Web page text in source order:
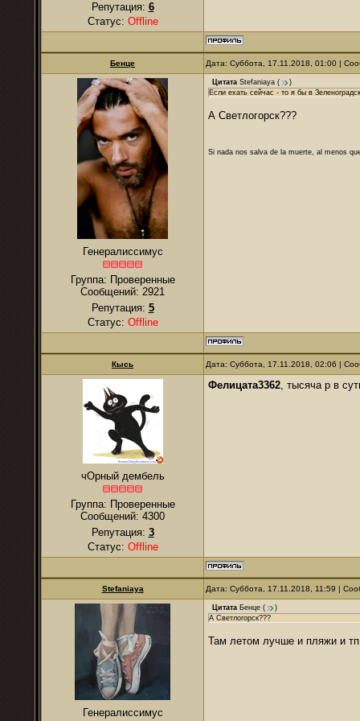
Репутация: 6
Статус: Offline
Бенце Дата: Суббота, 17.11.2018, 01:00 |
Генералиссимус
Группа: Проверенные
Сообщений: 2921
Репутация: 5
Статус: Offline
Цитата Stefaniaya (
)
Если ехать сейчас - то я бы в Зеленоградск
А Светлогорск???
Si nada nos salva de la muerte, al menos
Кысь Дата: Суббота, 17.11.2018, 02:06 |
чОрный дембель
Группа: Проверенные
Сообщений: 4300
Репутация: 3
Статус: Offline
Фелицата3362, тысяча р в
Stefaniaya Дата: Суббота, 17.11.2018, 11:59 |
Генералиссимус
Цитата Бенце (
)
А Светлогорск???
Там летом лучше и пляжи и